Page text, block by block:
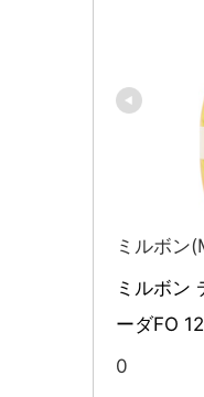
ミルボン
ミルボン
ーダFO
0